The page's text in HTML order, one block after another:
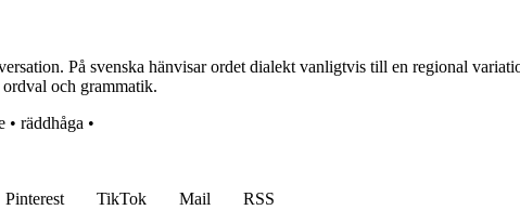
På svenska hänvisar ordet dialekt vanligtvis till en regional
och grammatik.
• räddhåga •
Pinterest TikTok Mail
RSS